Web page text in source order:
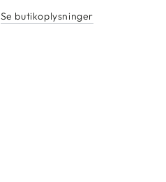
Milano
Milano
Se butikoplysninger